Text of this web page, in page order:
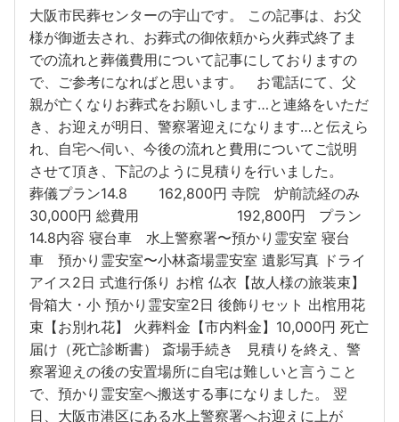
大阪市民葬センターの宇山です。 この記事は、お父
様が御逝去され、お葬式の御依頼から火葬式終了ま
での流れと葬儀費用について記事にしておりますの
で、ご参考になればと思います。 お電話にて、父
親が亡くなりお葬式をお願いします…と連絡をいただ
き、お迎えが明日、警察署迎えになります…と伝えら
れ、自宅へ伺い、今後の流れと費用についてご説明
させて頂き、下記のように見積りを行いました。
葬儀プラン14.8 162,800円 寺院 炉前読経のみ
30,000円 総費用 192,800円 プラン
14.8内容 寝台車 水上警察署〜預かり霊安室 寝台
車 預かり霊安室〜小林斎場霊安室 遺影写真 ドライ
アイス2日 式進行係り お棺 仏衣【故人様の旅装束】
骨箱大・小 預かり霊安室2日 後飾りセット 出棺用花
束【お別れ花】 火葬料金【市内料金】10,000円 死亡
届け（死亡診断書） 斎場手続き 見積りを終え、警
察署迎えの後の安置場所に自宅は難しいと言うこと
で、預かり霊安室へ搬送する事になりました。 翌
日、大阪市港区にある水上警察署へお迎えに上が